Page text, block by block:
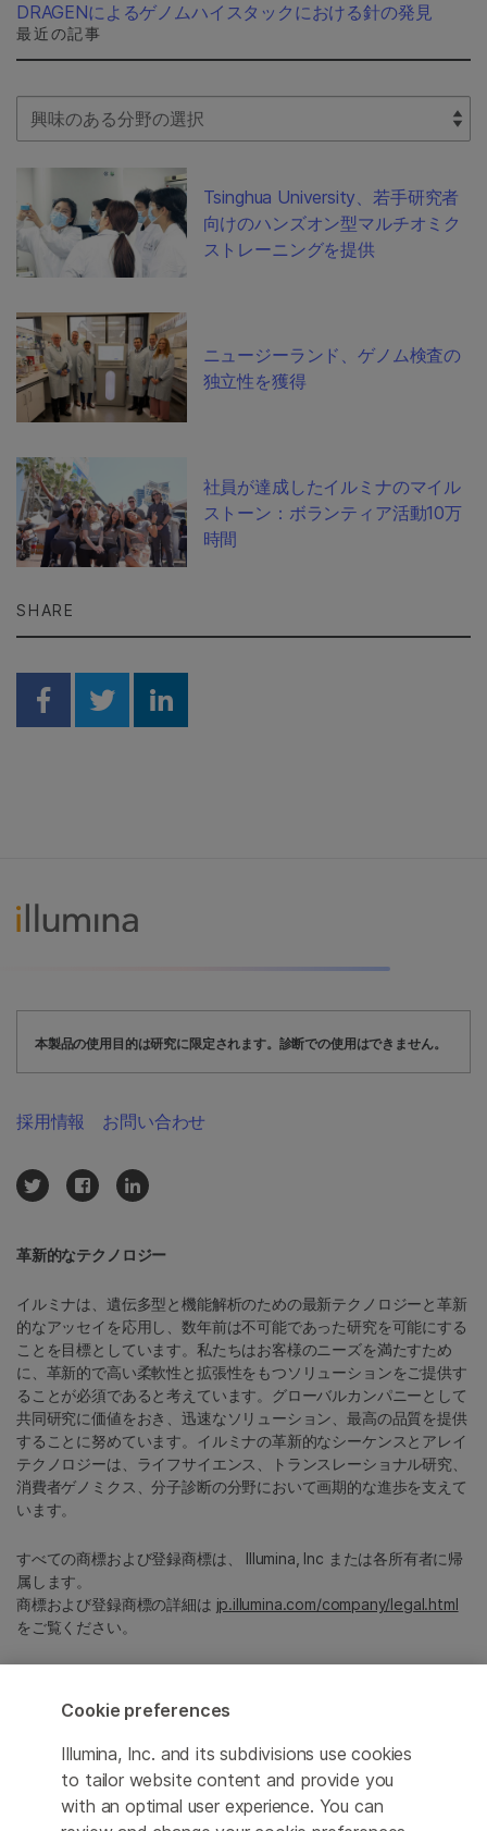
DRAGENによるゲノムハイスタックにおける針の発見
最近の記事
Select Filter
Tsinghua University、若手研究者
向けのハンズオン型マルチオミク
ストレーニングを提供
ニュージーランド、ゲノム検査の
独立性を獲得
社員が達成したイルミナのマイル
ストーン：ボランティア活動10万
時間
SHARE
Share on Facebook
Share on Twitter
Share on Linkedin
本製品の使用目的は研究に限定されます。診断での使用はできません。
革新的なテクノロジー
イルミナは、遺伝多型と機能解析のための最新テクノロジーと革新
的なアッセイを応用し、数年前は不可能であった研究を可能にする
ことを目標としています。私たちはお客様のニーズを満たすため
に、革新的で高い柔軟性と拡張性をもつソリューションをご提供す
ることが必須であると考えています。グローバルカンパニーとして
共同研究に価値をおき、迅速なソリューション、最高の品質を提供
することに努めています。イルミナの革新的なシーケンスとアレイ
テクノロジーは、ライフサイエンス、トランスレーショナル研究、
消費者ゲノミクス、分子診断の分野において画期的な進歩を支えて
います。
すべての商標および登録商標は、 Illumina, Inc または各所有者に帰
属します。
商標および登録商標の詳細は jp.illumina.com/company/legal.html
をご覧ください。
採用情報 お問い合わせ
© 2026 Illumina, Inc. All rights reserved.
Cookie preferences
Illumina, Inc. and its subdivisions use cookies
to tailor website content and provide you
with an optimal user experience. You can